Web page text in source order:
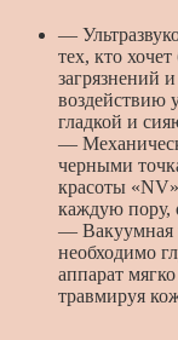
—
тех, кто
загрязнений
воздействию
гладкой и
—
черными
красоты
каждую пору,
— Вакуумная
необходимо
аппарат
травмируя